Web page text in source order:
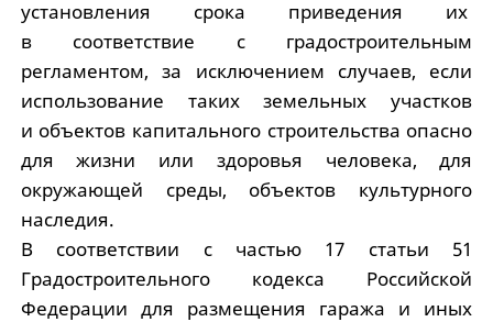
установления срока приведения их
в соответствие с градостроительным
регламентом, за исключением случаев, если
использование таких земельных участков
и объектов капитального строительства опасно
для жизни или здоровья человека, для
окружающей среды, объектов культурного
наследия.
В соответствии с частью 17 статьи 51
Градостроительного кодекса Российской
Федерации для размещения гаража и иных